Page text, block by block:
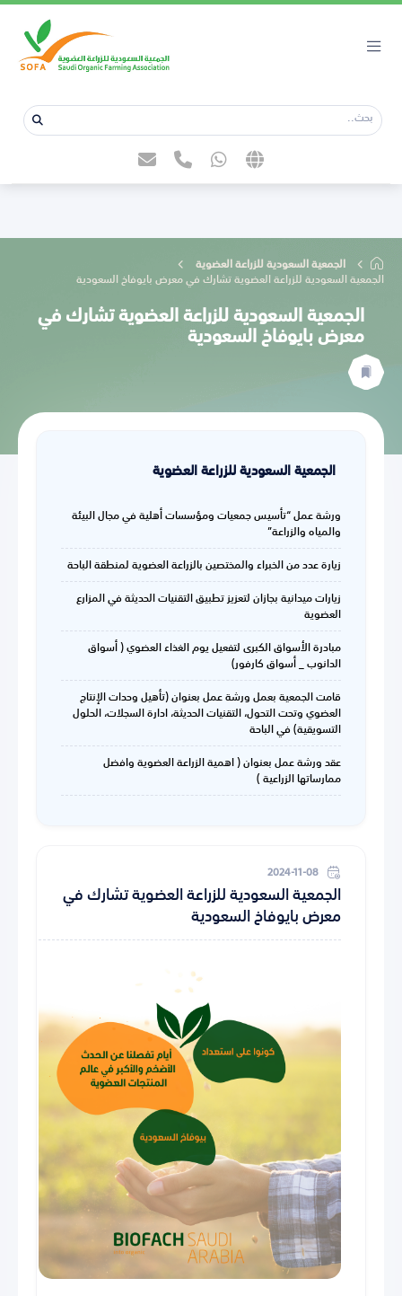
الجمعية السعودية للزراعة العضوية
الجمعية السعودية للزراعة العضوية تشارك في معرض بايوفاخ السعودية
الجمعية السعودية للزراعة العضوية تشارك في
معرض بايوفاخ السعودية
الجمعية السعودية للزراعة العضوية
ورشة عمل “تأسيس جمعيات ومؤسسات أهلية في مجال البيئة
والمياه والزراعة”
زيارة عدد من الخبراء والمختصين بالزراعة العضوية لمنطقة الباحة
زيارات ميدانية بجازان لتعزيز تطبيق التقنيات الحديثة في المزارع
العضوية
مبادرة الأسواق الكبرى لتفعيل يوم الغذاء العضوي ( أسواق
الدانوب _ أسواق كارفور)
قامت الجمعية بعمل ورشة عمل بعنوان (تأهيل وحدات الإنتاج
العضوي وتحت التحول، التقنيات الحديثة، ادارة السجلات، الحلول
التسويقية) في الباحة
عقد ورشة عمل بعنوان ( اهمية الزراعة العضوية وافضل
ممارساتها الزراعية )
2024-11-08
الجمعية السعودية للزراعة العضوية تشارك في
معرض بايوفاخ السعودية